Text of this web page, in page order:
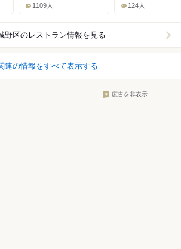
1109人 124人
野区のレストラン情報を見る
連の情報をすべて表示する
広告を非表示